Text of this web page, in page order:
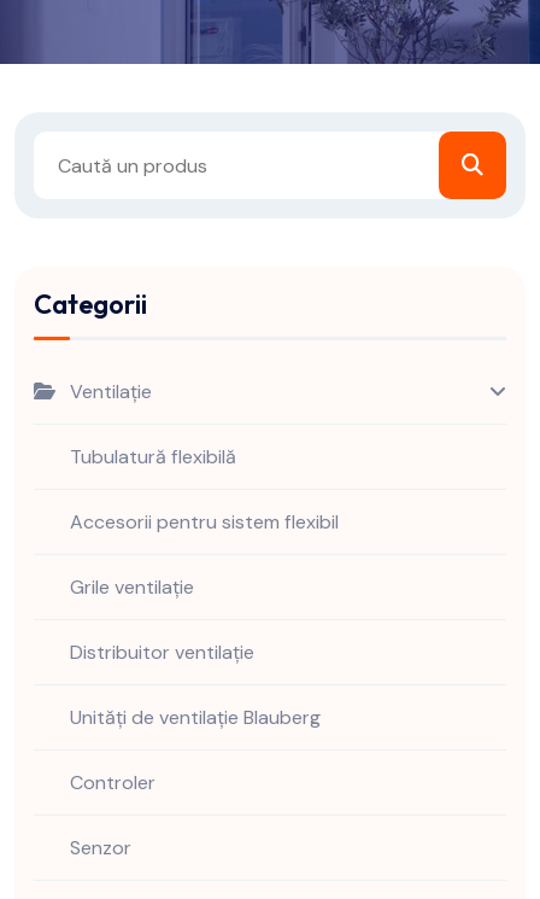
Categorii
Ventilație
Tubulatură flexibilă
Accesorii pentru sistem flexibil
Grile ventilație
Distribuitor ventilație
Unități de ventilație Blauberg
Controler
Senzor